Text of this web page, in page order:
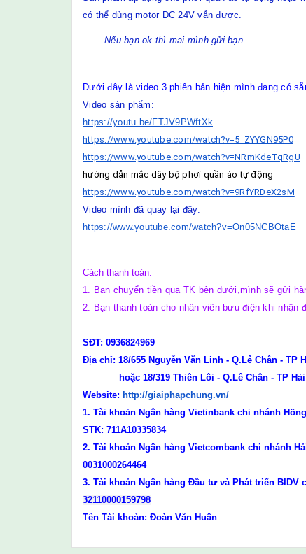
có thể dùng motor DC 24V vẫn được.
Nếu bạn ok thì mai mình gửi bạn
Dưới đây là video 3 phiên bản hiện mình đang có
Video sản phẩm:
https://youtu.be/FTJV9PWftXk
https://www.youtube.com/watch?v=5_ZYYGN95P0
https://www.youtube.com/watch?v=NRmKdeTqRgU
hướng dẫn mắc dây bộ phơi quần áo tự động
https://www.youtube.com/watch?v=9RfYRDeX2sM
Video mình đã quay lại đây.
https://www.youtube.com/watch?v=On05NCBOtaE
Cách thanh toán:
1. Bạn chuyển tiền qua TK bên dưới,mình sẽ gửi
2. Bạn thanh toán cho nhân viên bưu điện khi nhận
SĐT: 0936824969
Địa chỉ: 18/655 Nguyễn Văn Linh - Q.Lê Chân - TP
hoặc 18/319 Thiên Lôi - Q.Lê Chân - TP
Website: http://giaiphapchung.vn/
1. Tài khoản Ngân hàng Vietinbank chi nhánh
STK: 711A10335834
2. Tài khoản Ngân hàng Vietcombank chi nhánh
0031000264464
3. Tài khoản Ngân hàng Đầu tư và Phát triển BIDV
32110000159798
Tên Tài khoản: Đoàn Văn Huân